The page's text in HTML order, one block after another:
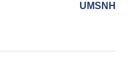
UMSNH